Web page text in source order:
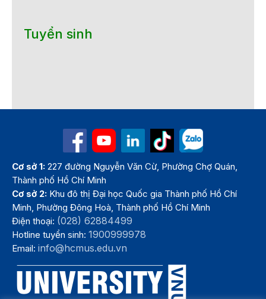
Tuyển sinh
Cơ sở 1: 227 đường Nguyễn Văn Cừ, Phường Chợ Quán,
Thành phố Hồ Chí Minh
Cơ sở 2: Khu đô thị Đại học Quốc gia Thành phố Hồ Chí
Minh, Phường Đông Hoà, Thành phố Hồ Chí Minh
Điện thoại: (028) 62884499
Hotline tuyển sinh:1900999978
Email:info@hcmus.edu.vn